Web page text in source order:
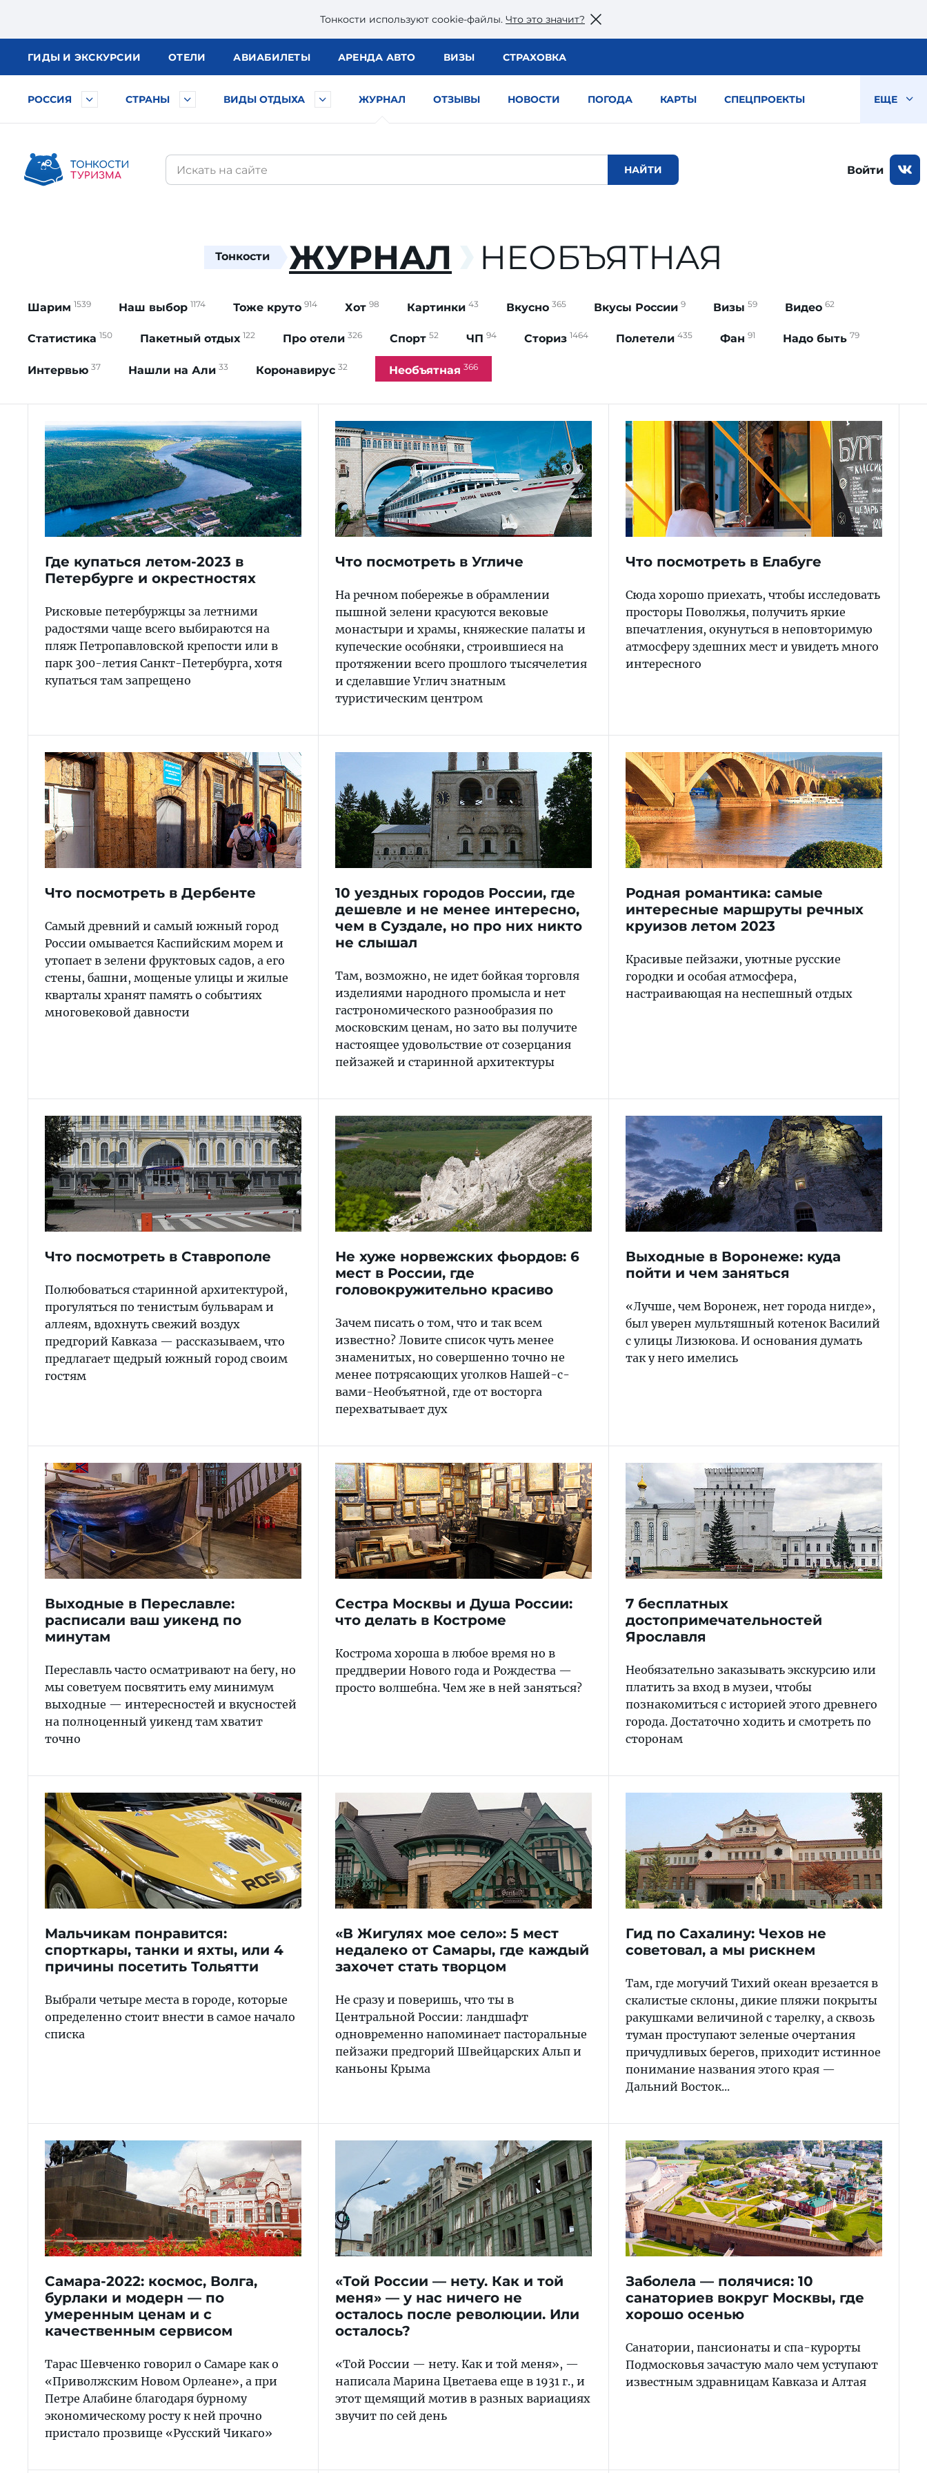
Тонкости используют сookie-файлы. Что это значит?
ГИДЫ И ЭКСКУРСИИ ОТЕЛИ АВИАБИЛЕТЫ АРЕНДА АВТО ВИЗЫ СТРАХОВКА
РОССИЯ СТРАНЫ ВИДЫ ОТДЫХА ЖУРНАЛ ОТЗЫВЫ НОВОСТИ ПОГОДА КАРТЫ СПЕЦПРОЕКТЫ ЕЩЕ
Войти
Тонкости ЖУРНАЛ НЕОБЪЯТНАЯ
Шарим 1539 Наш выбор 1174 Тоже круто 914 Хот 98 Картинки 43 Вкусно 365 Вкусы России 9 Визы 59 Видео 62
Статистика 150 Пакетный отдых 122 Про отели 326 Спорт 52 ЧП 94 Сториз 1464 Полетели 435 Фан 91 Надо быть 79
Интервью 37 Нашли на Али 33 Коронавирус 32 Необъятная 366
Где купаться летом-2023 в
Петербурге и окрестностях
Рисковые петербуржцы за летними
радостями чаще всего выбираются на
пляж Петропавловской крепости или в
парк 300-летия Санкт-Петербурга, хотя
купаться там запрещено
Что посмотреть в Угличе
На речном побережье в обрамлении
пышной зелени красуются вековые
монастыри и храмы, княжеские палаты и
купеческие особняки, строившиеся на
протяжении всего прошлого тысячелетия
и сделавшие Углич знатным
туристическим центром
Что посмотреть в Елабуге
Сюда хорошо приехать, чтобы исследовать
просторы Поволжья, получить яркие
впечатления, окунуться в неповторимую
атмосферу здешних мест и увидеть много
интересного
Что посмотреть в Дербенте
Самый древний и самый южный город
России омывается Каспийским морем и
утопает в зелени фруктовых садов, а его
стены, башни, мощеные улицы и жилые
кварталы хранят память о событиях
многовековой давности
10 уездных городов России, где
дешевле и не менее интересно,
чем в Суздале, но про них никто
не слышал
Там, возможно, не идет бойкая торговля
изделиями народного промысла и нет
гастрономического разнообразия по
московским ценам, но зато вы получите
настоящее удовольствие от созерцания
пейзажей и старинной архитектуры
Родная романтика: самые
интересные маршруты речных
круизов летом 2023
Красивые пейзажи, уютные русские
городки и особая атмосфера,
настраивающая на неспешный отдых
Что посмотреть в Ставрополе
Полюбоваться старинной архитектурой,
прогуляться по тенистым бульварам и
аллеям, вдохнуть свежий воздух
предгорий Кавказа — рассказываем, что
предлагает щедрый южный город своим
гостям
Не хуже норвежских фьордов: 6
мест в России, где
головокружительно красиво
Зачем писать о том, что и так всем
известно? Ловите список чуть менее
знаменитых, но совершенно точно не
менее потрясающих уголков Нашей-с-
вами-Необъятной, где от восторга
перехватывает дух
Выходные в Воронеже: куда
пойти и чем заняться
«Лучше, чем Воронеж, нет города нигде»,
был уверен мультяшный котенок Василий
с улицы Лизюкова. И основания думать
так у него имелись
Выходные в Переславле:
расписали ваш уикенд по
минутам
Переславль часто осматривают на бегу, но
мы советуем посвятить ему минимум
выходные — интересностей и вкусностей
на полноценный уикенд там хватит
точно
Сестра Москвы и Душа России:
что делать в Костроме
Кострома хороша в любое время но в
преддверии Нового года и Рождества —
просто волшебна. Чем же в ней заняться?
7 бесплатных
достопримечательностей
Ярославля
Необязательно заказывать экскурсию или
платить за вход в музеи, чтобы
познакомиться с историей этого древнего
города. Достаточно ходить и смотреть по
сторонам
Мальчикам понравится:
спорткары, танки и яхты, или 4
причины посетить Тольятти
Выбрали четыре места в городе, которые
определенно стоит внести в самое начало
списка
«В Жигулях мое село»: 5 мест
недалеко от Самары, где каждый
захочет стать творцом
Не сразу и поверишь, что ты в
Центральной России: ландшафт
одновременно напоминает пасторальные
пейзажи предгорий Швейцарских Альп и
каньоны Крыма
Гид по Сахалину: Чехов не
советовал, а мы рискнем
Там, где могучий Тихий океан врезается в
скалистые склоны, дикие пляжи покрыты
ракушками величиной с тарелку, а сквозь
туман проступают зеленые очертания
причудливых берегов, приходит истинное
понимание названия этого края —
Дальний Восток...
Самара-2022: космос, Волга,
бурлаки и модерн — по
умеренным ценам и с
качественным сервисом
Тарас Шевченко говорил о Самаре как о
«Приволжским Новом Орлеане», а при
Петре Алабине благодаря бурному
экономическому росту к ней прочно
пристало прозвище «Русский Чикаго»
«Той России — нету. Как и той
меня» — у нас ничего не
осталось после революции. Или
осталось?
«Той России — нету. Как и той меня», —
написала Марина Цветаева еще в 1931 г., и
этот щемящий мотив в разных вариациях
звучит по сей день
Заболела — полячися: 10
санаториев вокруг Москвы, где
хорошо осенью
Санатории, пансионаты и спа-курорты
Подмосковья зачастую мало чем уступают
известным здравницам Кавказа и Алтая